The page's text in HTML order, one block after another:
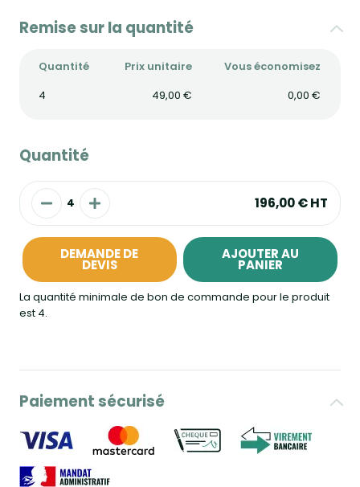
Remise sur la quantité
Quantité Prix unitaire
Vous économisez
4
49,00 € 0,00 €
Quantité
196,00 €HT
DEMANDE DE
DEVIS
AJOUTER AU
PANIER
La quantité minimale de bon de commande pour le produit
est 4.
Paiement sécurisé